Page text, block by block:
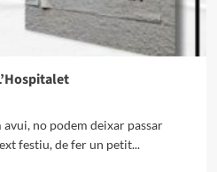
no podem deixar passar
festiu, de fer un petit...